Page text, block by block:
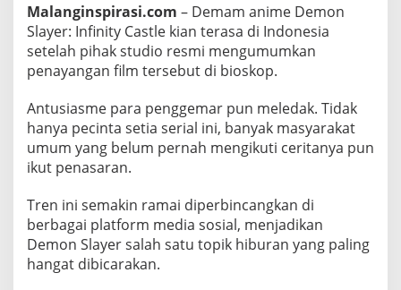
H
a
d
i
k
a
n
a
b
Malanginspirasi.com – Demam anime Demon
Slayer: Infinity Castle kian terasa di Indonesia
setelah pihak studio resmi mengumumkan
penayangan film tersebut di bioskop.
Antusiasme para penggemar pun meledak. Tidak
hanya pecinta setia serial ini, banyak masyarakat
umum yang belum pernah mengikuti ceritanya pun
ikut penasaran.
Tren ini semakin ramai diperbincangkan di
berbagai platform media sosial, menjadikan
Demon Slayer salah satu topik hiburan yang paling
hangat dibicarakan.